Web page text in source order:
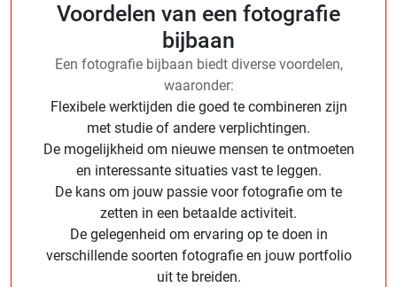
Voordelen van een fotografie
bijbaan
Een fotografie bijbaan biedt diverse voordelen,
waaronder:
Flexibele werktijden die goed te combineren zijn
met studie of andere verplichtingen.
De mogelijkheid om nieuwe mensen te ontmoeten
en interessante situaties vast te leggen.
De kans om jouw passie voor fotografie om te
zetten in een betaalde activiteit.
De gelegenheid om ervaring op te doen in
verschillende soorten fotografie en jouw portfolio
uit te breiden.